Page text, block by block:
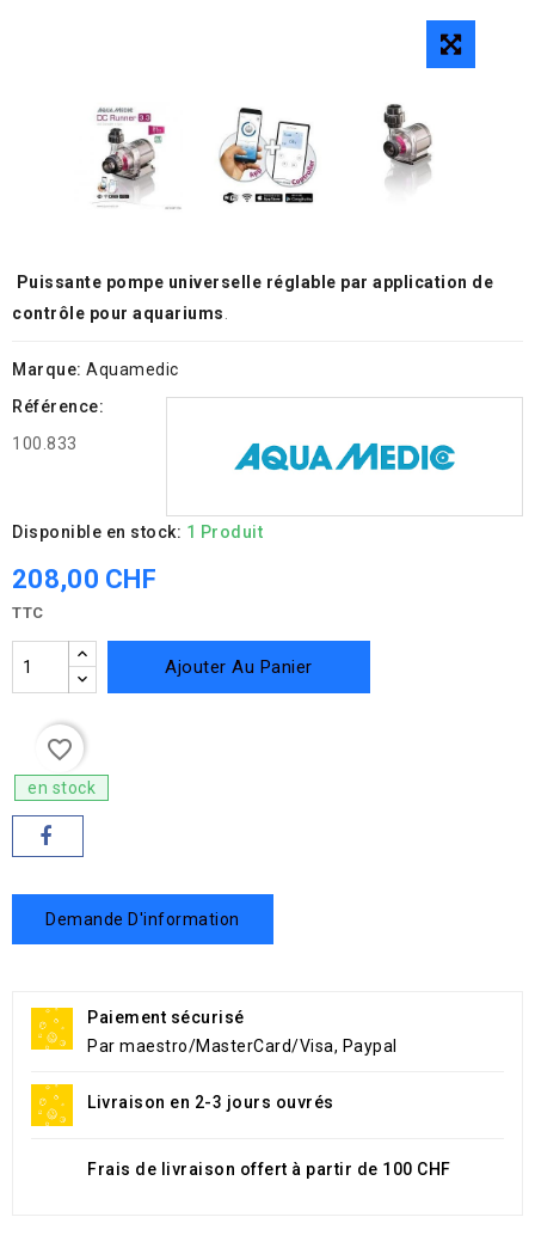
Puissante pompe universelle réglable par application de
contrôle pour aquariums
Marque: Aquamedic
Référence:
100.833
Disponible en stock: 1 Produit
208,00 CHF
TTC
Ajouter Au Panier
favorite_border
en stock
Demande D'information
Paiement sécurisé
Par maestro/MasterCard/Visa, Paypal
Livraison en 2-3 jours ouvrés
Frais de livraison offert à partir de 100 CHF